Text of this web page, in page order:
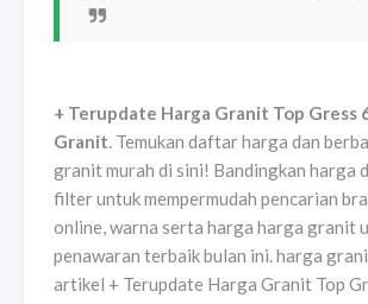
+ Terupdate Harga Granit Top Gress
Granit. Temukan daftar harga dan
granit murah di sini! Bandingkan harga
filter untuk mempermudah pencarian
online, warna serta harga harga granit
penawaran terbaik bulan ini. harga
artikel + Terupdate Harga Granit Top